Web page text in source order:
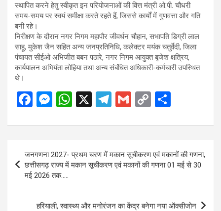
स्थापित करने हेतु स्वीकृत इन परियोजनाओं की वित्त मंत्री ओ.पी. चौधरी
समय-समय पर स्वयं समीक्षा करते रहते हैं, जिससे कार्यों में गुणवत्ता और गति
बनी रहे।
निरीक्षण के दौरान नगर निगम महापौर जीवर्धन चौहान, सभापति डिग्री लाल
साहू, मुकेश जैन सहित अन्य जनप्रतिनिधि, कलेक्टर मयंक चतुर्वेदी, जिला
पंचायत सीईओ अभिजीत बबन पठारे, नगर निगम आयुक्त बृजेश क्षत्रिय,
कार्यपालन अभियंता लोहिया तथा अन्य संबंधित अधिकारी-कर्मचारी उपस्थित
थे।
F
ce
o
o
k
M
se
n
g
er
W
at
A
p
X
T
e
a
G
ail
C
py
Li
n
ar
e
navigation
जनगणना 2027- प्रथम चरण में मकान सूचीकरण एवं मकानों की गणना,
छत्तीसगढ़ राज्य में मकान सूचीकरण एवं मकानों की गणना 01 मई से 30
मई 2026 तक…..
हरियाली, स्वास्थ्य और मनोरंजन का केंद्र बनेगा नया ऑक्सीजोन